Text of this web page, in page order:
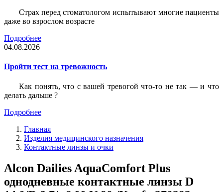
Страх перед стоматологом испытывают многие пациенты
даже во взрослом возрасте
Подробнее
04.08.2026
Пройти тест на тревожность
Как понять, что с вашей тревогой что-то не так — и что
делать дальше ?
Подробнее
Главная
Изделия медицинского назначения
Контактные линзы и очки
Alcon Dailies AquaComfort Plus
однодневные контактные линзы D